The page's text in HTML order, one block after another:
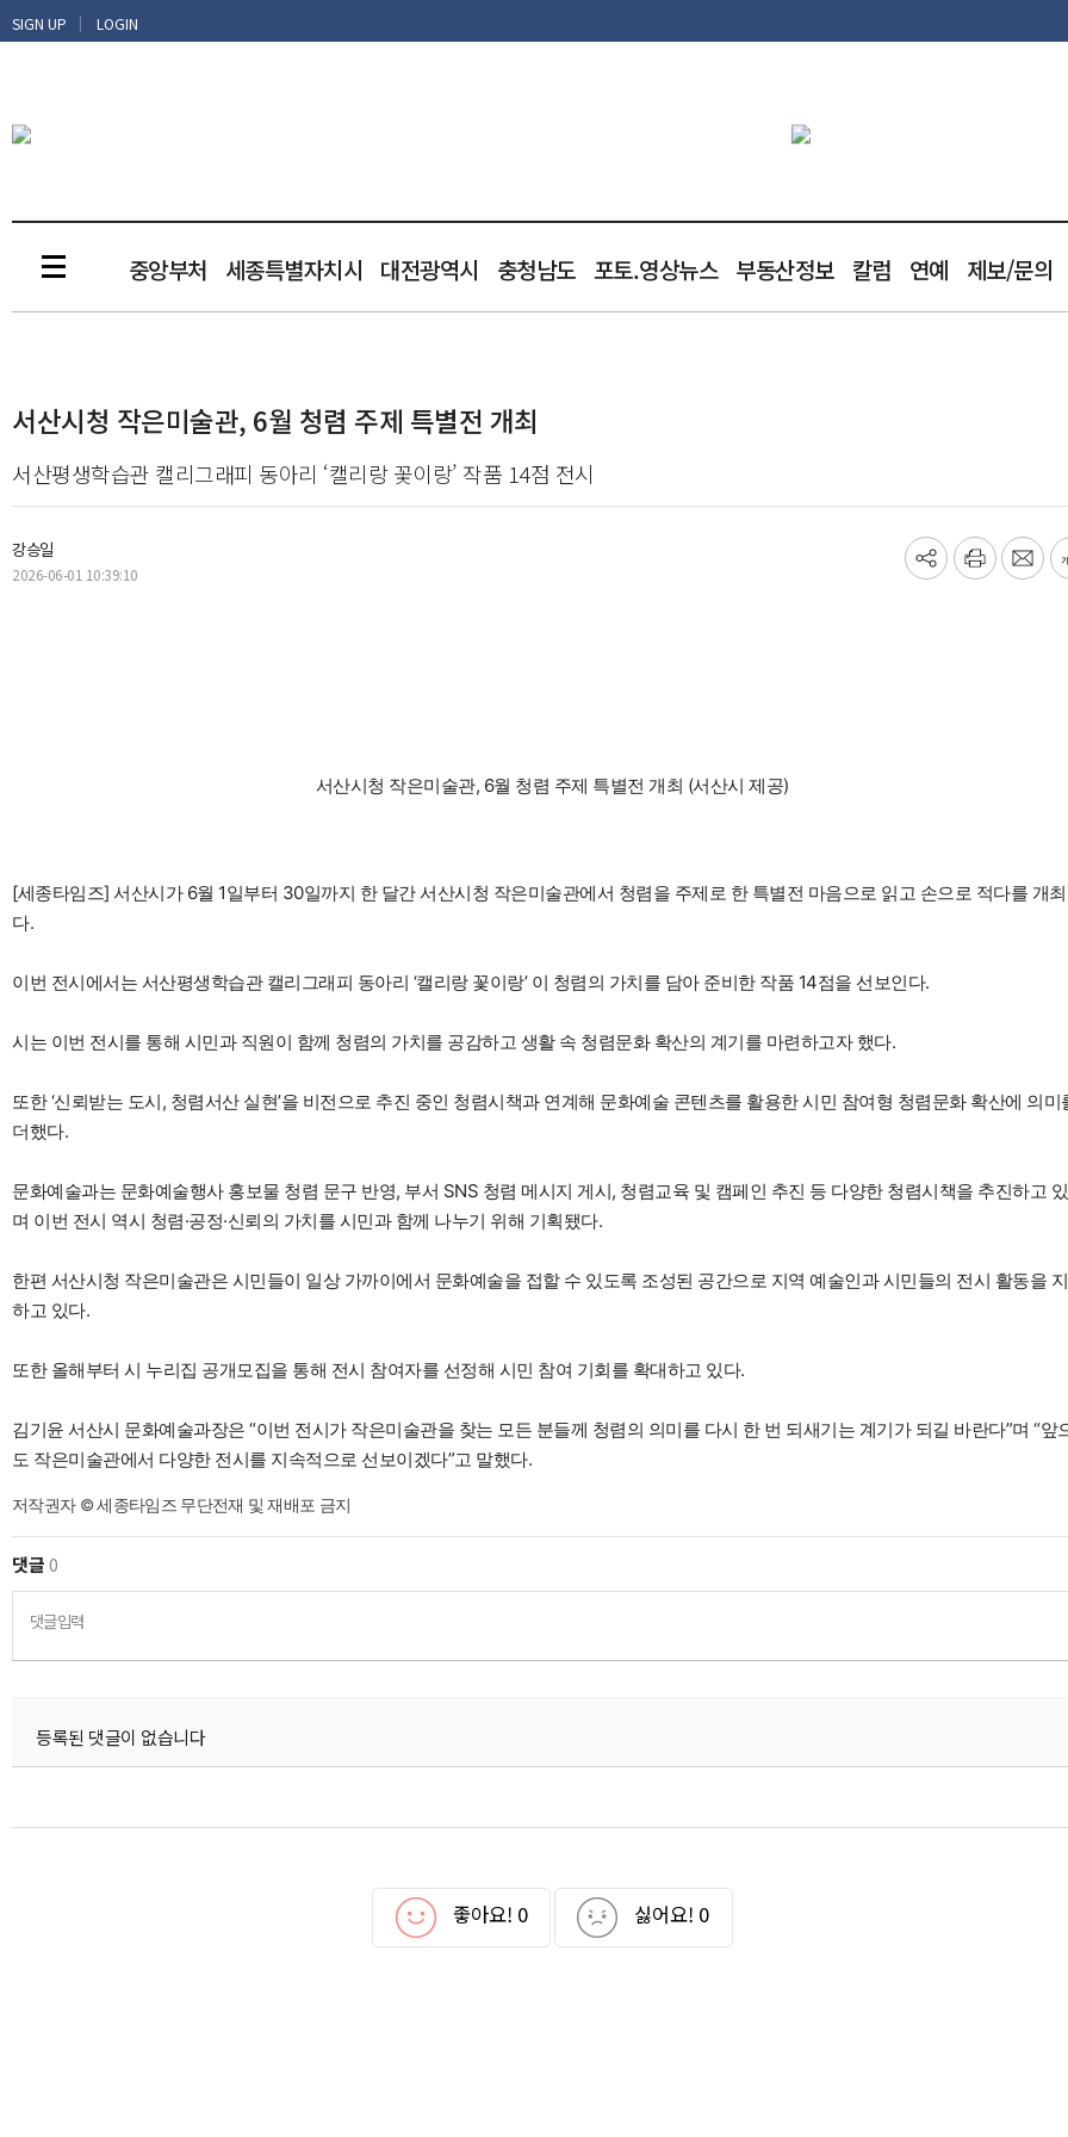
SIGN UP | LOGIN
중앙부처 세종특별자치시 대전광역시 충청남도 포토.영상뉴스 부동산정보 칼럼 연예 제보/문의
서산시청 작은미술관, 6월 청렴 주제 특별전 개최
서산평생학습관 캘리그래피 동아리 ‘캘리랑 꽃이랑’ 작품 14점 전시
강승일
2026-06-01 10:39:10
기
프
메
서산시청 작은미술관, 6월 청렴 주제 특별전 개최 (서산시 제공)
[세종타임즈] 서산시가 6월 1일부터 30일까지 한 달간 서산시청 작은미술관에서 청렴을 주제로 한 특별전 마음으로 읽고 손으로 적다를 개
다.
이번 전시에서는 서산평생학습관 캘리그래피 동아리 ‘캘리랑 꽃이랑’ 이 청렴의 가치를 담아 준비한 작품 14점을 선보인다.
시는 이번 전시를 통해 시민과 직원이 함께 청렴의 가치를 공감하고 생활 속 청렴문화 확산의 계기를 마련하고자 했다.
또한 ‘신뢰받는 도시, 청렴서산 실현’을 비전으로 추진 중인 청렴시책과 연계해 문화예술 콘텐츠를 활용한 시민 참여형 청렴문화 확산에 의미
더했다.
문화예술과는 문화예술행사 홍보물 청렴 문구 반영, 부서 SNS 청렴 메시지 게시, 청렴교육 및 캠페인 추진 등 다양한 청렴시책을 추진하고
며 이번 전시 역시 청렴·공정·신뢰의 가치를 시민과 함께 나누기 위해 기획됐다.
한편 서산시청 작은미술관은 시민들이 일상 가까이에서 문화예술을 접할 수 있도록 조성된 공간으로 지역 예술인과 시민들의 전시 활동을
하고 있다.
또한 올해부터 시 누리집 공개모집을 통해 전시 참여자를 선정해 시민 참여 기회를 확대하고 있다.
김기윤 서산시 문화예술과장은 “이번 전시가 작은미술관을 찾는 모든 분들께 청렴의 의미를 다시 한 번 되새기는 계기가 되길 바란다”며 “앞
도 작은미술관에서 다양한 전시를 지속적으로 선보이겠다”고 말했다.
저작권자 © 세종타임즈 무단전재 및 재배포 금지
댓글0
댓글입력
등록된 댓글이 없습니다
좋아요! 0 싫어요! 0